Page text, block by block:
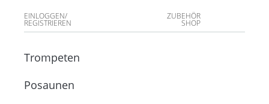
EINLOGGEN/
REGISTRIEREN
ZUBEHÖR
SHOP
Trompeten
Posaunen